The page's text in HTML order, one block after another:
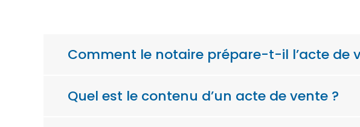
Comment le notaire prépare-t-il l’acte de
Quel est le contenu d’un acte de vente ?